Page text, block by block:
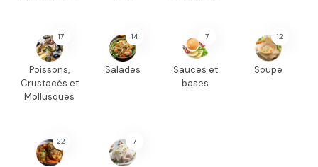
17
Poissons,
Crustacés et
Mollusques
14
Salades
7
Sauces et
bases
12
Soupe
22 7